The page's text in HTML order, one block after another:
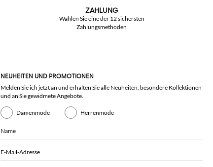
ZAHLUNG
Wählen Sie eine der 12 sichersten
Zahlungsmethoden
NEUHEITEN UND PROMOTIONEN
Melden Sie ich jetzt an und erhalten Sie alle Neuheiten, besondere Kollektionen
und an Sie gewidmete Angebote.
Damenmode Herrenmode
Name
E-Mail-Adresse